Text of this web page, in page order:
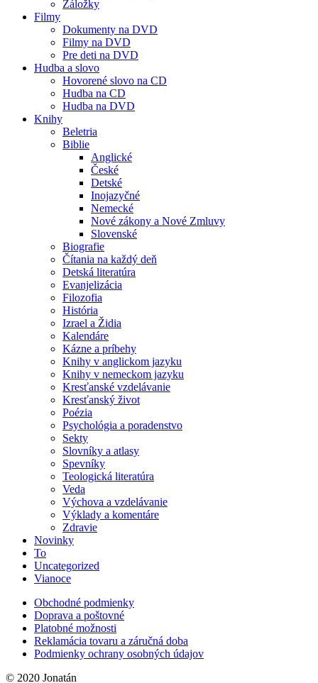
Záložky
Filmy
Dokumenty na DVD
Filmy na DVD
Pre deti na DVD
Hudba a slovo
Hovorené slovo na CD
Hudba na CD
Hudba na DVD
Knihy
Beletria
Biblie
Anglické
České
Detské
Inojazyčné
Nemecké
Nové zákony a Nové Zmluvy
Slovenské
Biografie
Čítania na každý deň
Detská literatúra
Evanjelizácia
Filozofia
História
Izrael a Židia
Kalendáre
Kázne a príbehy
Knihy v anglickom jazyku
Knihy v nemeckom jazyku
Kresťanské vzdelávanie
Kresťanský život
Poézia
Psychológia a poradenstvo
Sekty
Slovníky a atlasy
Spevníky
Teologická literatúra
Veda
Výchova a vzdelávanie
Výklady a komentáre
Zdravie
Novinky
To
Uncategorized
Vianoce
Obchodné podmienky
Doprava a poštovné
Platobné možnosti
Reklamácia tovaru a záručná doba
Podmienky ochrany osobných údajov
© 2020 Jonatán